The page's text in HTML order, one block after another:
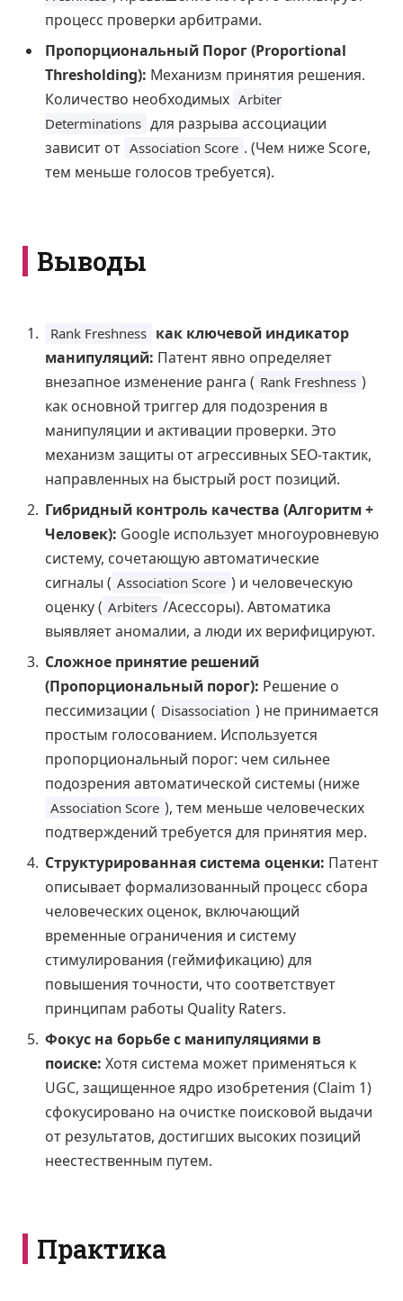
процесс проверки арбитрами.
Пропорциональный Порог (Proportional
Thresholding): Механизм принятия решения.
Количество необходимых Arbiter
Determinations для разрыва ассоциации
зависит от Association Score . (Чем ниже Score,
тем меньше голосов требуется).
Выводы
Rank Freshness как ключевой индикатор
манипуляций: Патент явно определяет
внезапное изменение ранга ( Rank Freshness )
как основной триггер для подозрения в
манипуляции и активации проверки. Это
механизм защиты от агрессивных SEO-тактик,
направленных на быстрый рост позиций.
Гибридный контроль качества (Алгоритм +
Человек): Google использует многоуровневую
систему, сочетающую автоматические
сигналы ( Association Score ) и человеческую
оценку ( Arbiters /Асессоры). Автоматика
выявляет аномалии, а люди их верифицируют.
Сложное принятие решений
(Пропорциональный порог): Решение о
пессимизации ( Disassociation ) не принимается
простым голосованием. Используется
пропорциональный порог: чем сильнее
подозрения автоматической системы (ниже
Association Score ), тем меньше человеческих
подтверждений требуется для принятия мер.
Структурированная система оценки: Патент
описывает формализованный процесс сбора
человеческих оценок, включающий
временные ограничения и систему
стимулирования (геймификацию) для
повышения точности, что соответствует
принципам работы Quality Raters.
Фокус на борьбе с манипуляциями в
поиске: Хотя система может применяться к
UGC, защищенное ядро изобретения (Claim 1)
сфокусировано на очистке поисковой выдачи
от результатов, достигших высоких позиций
неестественным путем.
Практика